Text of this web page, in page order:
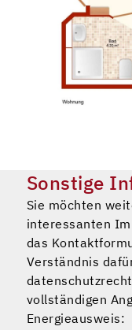
Sonstige
Sie möchten
interessanten
das
Verständnis
vollständigen
Energieausweis: